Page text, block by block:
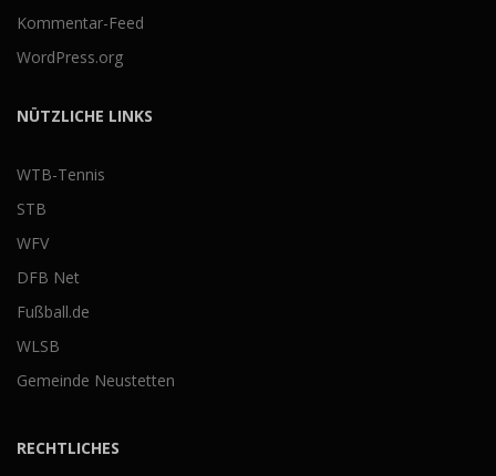
Kommentar-Feed
WordPress.org
NÜTZLICHE LINKS
WTB-Tennis
STB
WFV
DFB Net
Fußball.de
WLSB
Gemeinde Neustetten
RECHTLICHES